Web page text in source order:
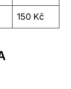
150 Kč